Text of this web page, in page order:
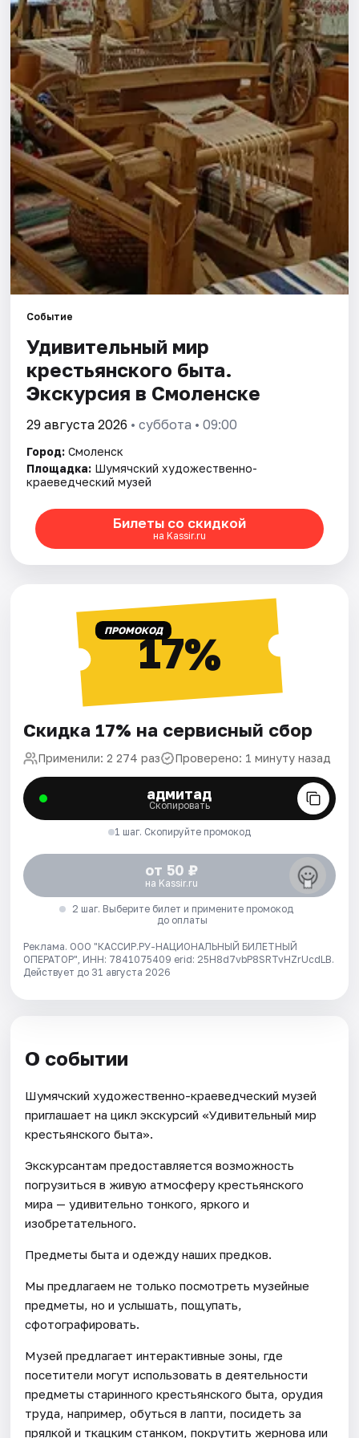
Города
Площадки
Артисты
Рейтинги
Событие
Удивительный мир
крестьянского быта.
Экскурсия в Смоленске
29 августа 2026 • суббота • 09:00
Город: Смоленск
Площадка: Шумячский художественно-
краеведческий музей
Билеты со скидкой
на Kassir.ru
ПРОМОКОД17%
Скидка 17% на сервисный сбор
Применили: 2 274 раз Проверено: 1 минуту назад
адмитад
Скопировать
1 шаг. Скопируйте промокод
от 50 ₽
на Kassir.ru
2 шаг. Выберите билет и примените промокод
до оплаты
Реклама. ООО "КАССИР.РУ-НАЦИОНАЛЬНЫЙ БИЛЕТНЫЙ
ОПЕРАТОР", ИНН: 7841075409 erid: 25H8d7vbP8SRTvHZrUcdLB.
Действует до 31 августа 2026
О событии
Шумячский художественно-краеведческий музей
приглашает на цикл экскурсий «Удивительный мир
крестьянского быта».
Экскурсантам предоставляется возможность
погрузиться в живую атмосферу крестьянского
мира — удивительно тонкого, яркого и
изобретательного.
Предметы быта и одежду наших предков.
Мы предлагаем не только посмотреть музейные
предметы, но и услышать, пощупать,
сфотографировать.
Музей предлагает интерактивные зоны, где
посетители могут использовать в деятельности
предметы старинного крестьянского быта, орудия
труда, например, обуться в лапти, посидеть за
прялкой и ткацким станком, покрутить жернова или